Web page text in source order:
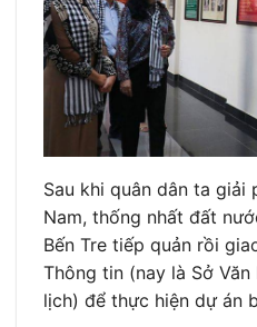
Sau khi quân dân ta giải
Nam, thống nhất đất
Bến Tre tiếp quản rồi
Thông tin (nay là Sở
lịch) để thực hiện dự án